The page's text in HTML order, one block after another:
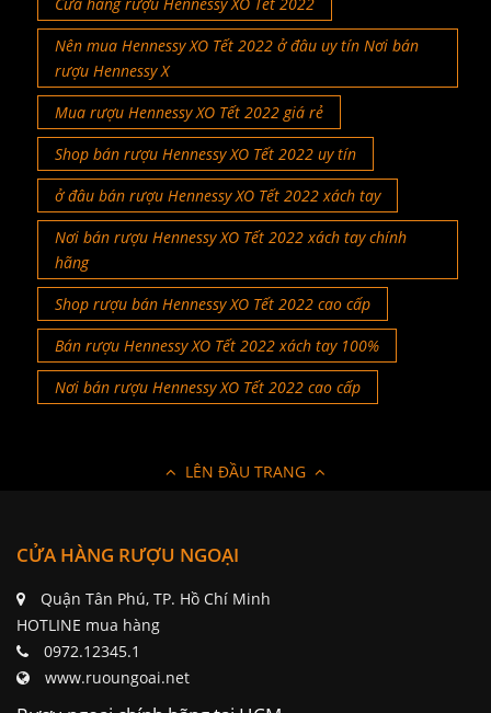
Nên mua Hennessy XO Tết 2022 ở đâu uy tín Nơi bán
rượu Hennessy X
Mua rượu Hennessy XO Tết 2022 giá rẻ
Shop bán rượu Hennessy XO Tết 2022 uy tín
ở đâu bán rượu Hennessy XO Tết 2022 xách tay
Nơi bán rượu Hennessy XO Tết 2022 xách tay chính
hãng
Shop rượu bán Hennessy XO Tết 2022 cao cấp
Bán rượu Hennessy XO Tết 2022 xách tay 100%
Nơi bán rượu Hennessy XO Tết 2022 cao cấp
LÊN ĐẦU TRANG
CỬA HÀNG RƯỢU NGOẠI
Quận Tân Phú, TP. Hồ Chí Minh
HOTLINE mua hàng
0972.12345.1
www.ruoungoai.net